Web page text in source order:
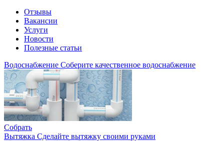
Отзывы
Вакансии
Услуги
Новости
Полезные статьи
Водоснабжение Соберите качественное водоснабжение
Собрать
Вытяжка Сделайте вытяжку своими руками